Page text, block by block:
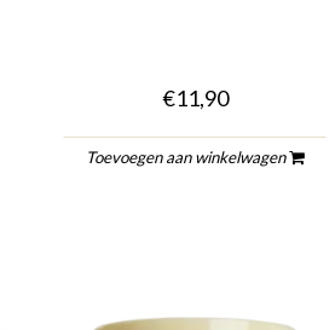
€11,90
Toevoegen aan winkelwagen